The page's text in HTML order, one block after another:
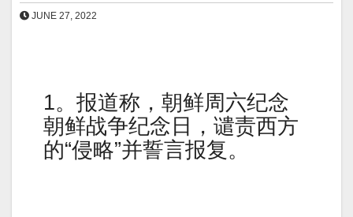
JUNE 27, 2022
1。报道称，朝鲜周六纪念
朝鲜战争纪念日，谴责西方
的“侵略”并誓言报复。